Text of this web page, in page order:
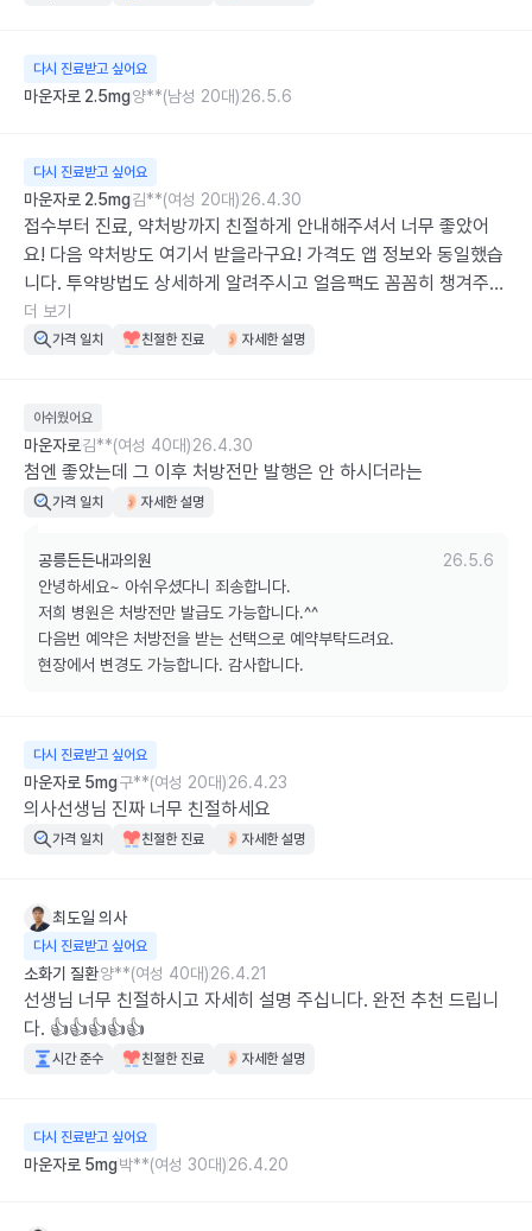
다시 진료받고 싶어요
마운자로 2.5mg양**(남성 20대)26.5.6
다시 진료받고 싶어요
마운자로 2.5mg김**(여성 20대)26.4.30
접수부터 진료, 약처방까지 친절하게 안내해주셔서 너무 좋았어
요! 다음 약처방도 여기서 받을라구요! 가격도 앱 정보와 동일했습
니다. 투약방법도 상세하게 알려주시고 얼음팩도 꼼꼼히 챙겨주셔
서 감사했습니다!
더 보기
가격 일치 친절한 진료 자세한 설명
아쉬웠어요
마운자로김**(여성 40대)26.4.30
첨엔 좋았는데 그 이후 처방전만 발행은 안 하시더라는
가격 일치 자세한 설명
공릉든든내과의원
26.5.6
안녕하세요~ 아쉬우셨다니 죄송합니다.
저희 병원은 처방전만 발급도 가능합니다.^^
다음번 예약은 처방전을 받는 선택으로 예약부탁드려요.
현장에서 변경도 가능합니다. 감사합니다.
다시 진료받고 싶어요
마운자로 5mg구**(여성 20대)26.4.23
의사선생님 진짜 너무 친절하세요
가격 일치 친절한 진료 자세한 설명
최도일 의사
다시 진료받고 싶어요
소화기 질환양**(여성 40대)26.4.21
선생님 너무 친절하시고 자세히 설명 주십니다. 완전 추천 드립니
다. 👍👍👍👍👍
시간 준수 친절한 진료 자세한 설명
다시 진료받고 싶어요
마운자로 5mg박**(여성 30대)26.4.20